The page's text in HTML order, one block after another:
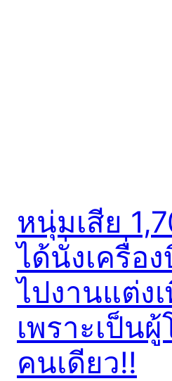
หนุ่มเสีย
ได้นั่งเครื่อ
ไปงานแต่ง
เพราะเป็น
คนเดียว!!